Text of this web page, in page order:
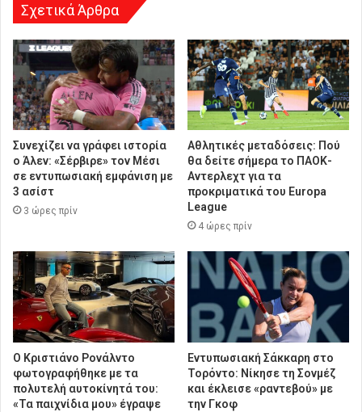
Σχετικά Άρθρα
Συνεχίζει να γράφει ιστορία
ο Άλεν: «Σέρβιρε» τον Μέσι
σε εντυπωσιακή εμφάνιση με
3 ασίστ
3 ώρες πρίν
Αθλητικές μεταδόσεις: Πού
θα δείτε σήμερα το ΠΑΟΚ-
Αντερλεχτ για τα
προκριματικά του Europa
League
4 ώρες πρίν
Ο Κριστιάνο Ρονάλντο
φωτογραφήθηκε με τα
πολυτελή αυτοκίνητά του:
«Τα παιχνίδια μου» έγραψε
Εντυπωσιακή Σάκκαρη στο
Τορόντο: Νίκησε τη Σονμέζ
και έκλεισε «ραντεβού» με
την Γκοφ